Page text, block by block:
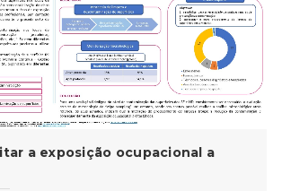
a exposição ocupacional a